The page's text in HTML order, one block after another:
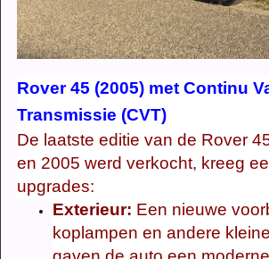
Rover 45 (2005) met Continu
Transmissie (CVT)
De laatste editie van de Rover
en 2005 werd verkocht, kreeg
upgrades:
Exterieur: Een nieuwe
koplampen en andere